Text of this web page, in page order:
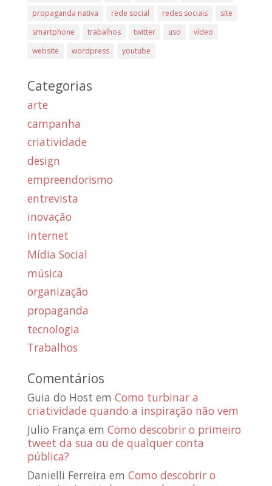
propaganda nativa
rede social redes sociais
site
smartphone
trabalhos twitter uso
vídeo
website
wordpress youtube
Categorias
arte
campanha
criatividade
design
empreendorismo
entrevista
inovação
internet
Mídia Social
música
organização
propaganda
tecnologia
Trabalhos
Comentários
Guia do Host em Como turbinar a
criatividade quando a inspiração não vem
Julio França em Como descobrir o primeiro
tweet da sua ou de qualquer conta
pública?
Danielli Ferreira em Como descobrir o